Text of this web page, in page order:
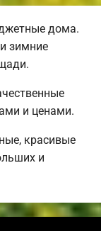
дома.
зимние
и ценами.
красивые
и